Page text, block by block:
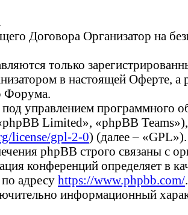
Договора Организатор на
только
в настоящей Оферте,
Форума.
управлением программного
Limited», «phpBB
license/gpl-2-0) (далее –
phpBB строго связаны с
конференций определяет в
адресу https://www.phpbb.com/
информационный